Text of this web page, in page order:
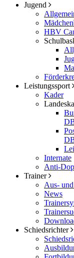
Jugend
HBV
Leistungssport
Kader
Internate
Anti-
Trainer
Aus-
News
Schiedsrichter